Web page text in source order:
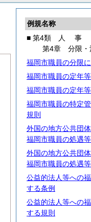
例規名称
■ 第4類
人 事
第4章 分限・
福岡市職員の分限
福岡市職員の定年
福岡市職員の定年
福岡市職員の特定
規則
外国の地方公共団
福岡市職員の処遇
外国の地方公共団
福岡市職員の処遇
公益的法人等への
する条例
公益的法人等への
する規則